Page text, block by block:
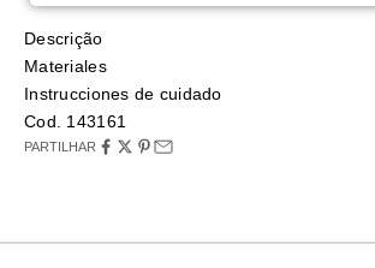
Descrição
Materiales
Instrucciones de cuidado
Cod. 143161
PARTILHAR